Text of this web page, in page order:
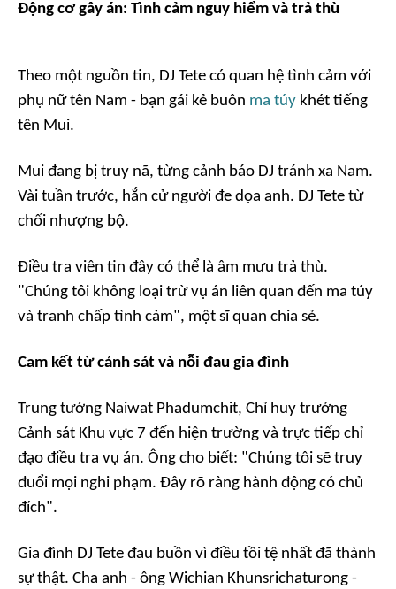
Động cơ gây án: Tình cảm nguy hiểm và trả thù
Theo một nguồn tin, DJ Tete có quan hệ tình cảm với
phụ nữ tên Nam - bạn gái kẻ buôn ma túy khét tiếng
tên Mui.
Mui đang bị truy nã, từng cảnh báo DJ tránh xa Nam.
Vài tuần trước, hắn cử người đe dọa anh. DJ Tete từ
chối nhượng bộ.
Điều tra viên tin đây có thể là âm mưu trả thù.
"Chúng tôi không loại trừ vụ án liên quan đến ma túy
và tranh chấp tình cảm", một sĩ quan chia sẻ.
Cam kết từ cảnh sát và nỗi đau gia đình
Trung tướng Naiwat Phadumchit, Chỉ huy trưởng
Cảnh sát Khu vực 7 đến hiện trường và trực tiếp chỉ
đạo điều tra vụ án. Ông cho biết: "Chúng tôi sẽ truy
đuổi mọi nghi phạm. Đây rõ ràng hành động có chủ
đích".
Gia đình DJ Tete đau buồn vì điều tồi tệ nhất đã thành
sự thật. Cha anh - ông Wichian Khunsrichaturong -